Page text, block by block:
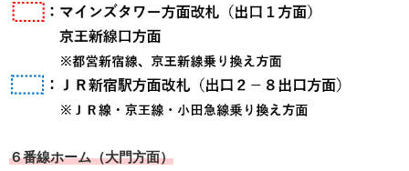
６番線ホーム（大門方面）